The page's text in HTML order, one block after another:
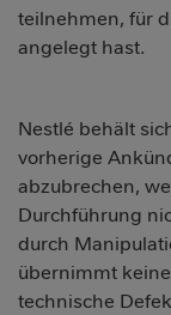
teilnehmen, für
angelegt hast.
Nestlé behält
vorherige
abzubrechen,
Durchführung
durch
übernimmt
technische